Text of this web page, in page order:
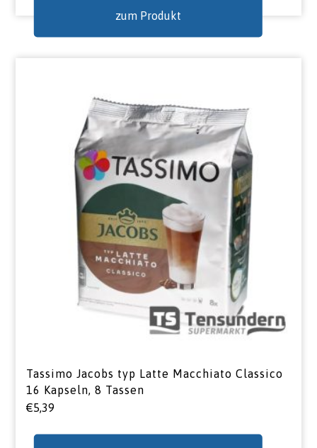
zum Produkt
Tassimo Jacobs typ Latte Macchiato Classico
16 Kapseln, 8 Tassen
€5,39